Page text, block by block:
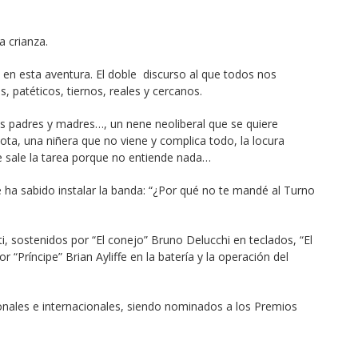
crianza.
esta aventura. El doble  discurso al que todos nos
patéticos, tiernos, reales y cercanos.
padres y madres…, un nene neoliberal que se quiere
una niñera que no viene y complica todo, la locura
la tarea porque no entiende nada…
sabido instalar la banda: “¿Por qué no te mandé al Turno
sostenidos por “El conejo” Bruno Delucchi en teclados, “El
“Príncipe” Brian Ayliffe en la batería y la operación del
e internacionales, siendo nominados a los Premios